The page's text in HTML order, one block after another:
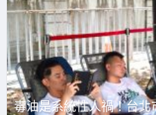
毒油是系統性人禍！台